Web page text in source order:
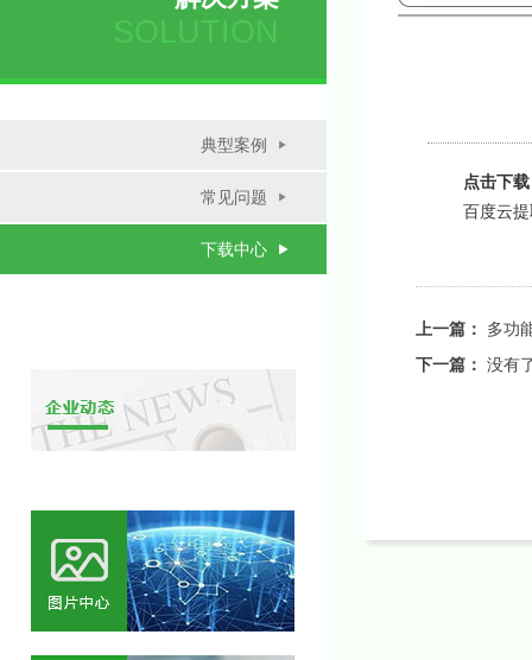
典型案例
常见问题
下载中心
点击下
百度云
上一篇：
多功
下一篇： 没有